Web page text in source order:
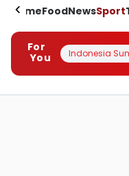
HomeFoodNewsSport
For
You
Indonesia